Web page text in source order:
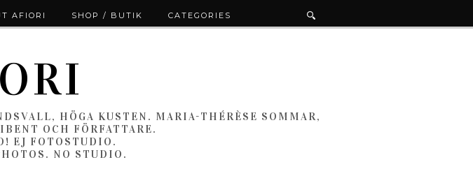
HÖGA KUSTEN. MARIA-THÉRÈSE SOMMAR,
OCH FÖRFATTARE.
EJ FOTOSTUDIO.
NO STUDIO.
AFIORI SHOP / BUTIK CATEGORIES